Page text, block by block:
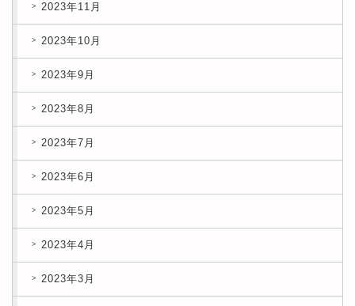
2023年11月
2023年10月
2023年9月
2023年8月
2023年7月
2023年6月
2023年5月
2023年4月
2023年3月